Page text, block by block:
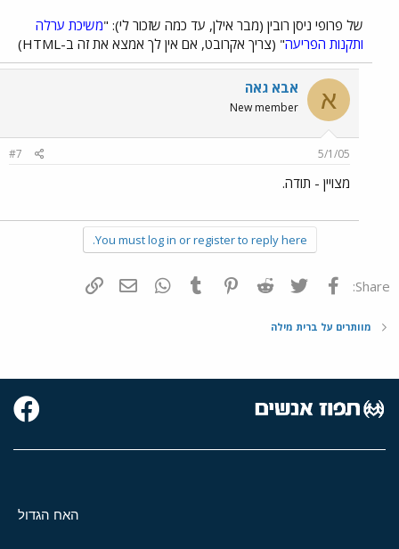
של פרופי ניסן רובין (מבר אילן, עד כמה שזכור לי): "משיכת ערלה
ותקנות הפריעה" (צריך אקרובט, אם אין לך אמצא את זה ב-HTML)
א אבא גאה
New member
5/1/05
#7
מצויין - תודה.
You must log in or register to reply here.
Share: פייסבוק Twitter
Reddit
Pinterest
Tumblr
WhatsAppדואר אלקטרוני
מוותרים על ברית מילה
האח הגדול